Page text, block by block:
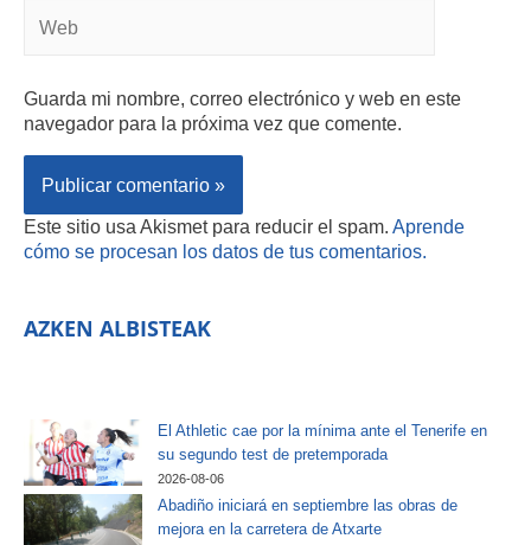
Guarda mi nombre, correo electrónico y web en este
navegador para la próxima vez que comente.
Este sitio usa Akismet para reducir el spam. Aprende
cómo se procesan los datos de tus comentarios.
AZKEN ALBISTEAK
El Athletic cae por la mínima ante el Tenerife en
su segundo test de pretemporada
2026-08-06
Abadiño iniciará en septiembre las obras de
mejora en la carretera de Atxarte